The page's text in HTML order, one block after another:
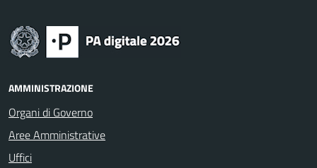
AMMINISTRAZIONE
Organi di Governo
Aree Amministrative
Uffici